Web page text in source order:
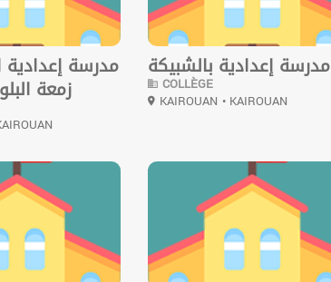
مدرسة إعدادية
زمعة
مدرسة إعدادية بالشبيكة
COLLÈGE
KAIROUAN • KAIROUAN